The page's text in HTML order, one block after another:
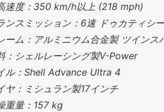
速度：350 km/h以上 (218 mph)
ンスミッション：6速 ドゥカティシ
ーム：アルミニウム合金製 ツインス
：シェルレーシング製V-Power
ル：Shell Advance Ultra 4
ヤ：ミシュラン製17インチ
重量：157 kg